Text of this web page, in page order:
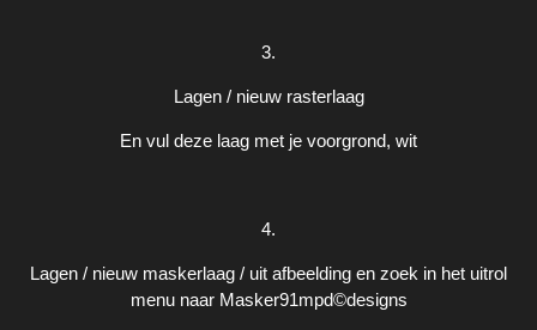
3.
Lagen / nieuw rasterlaag
En vul deze laag met je voorgrond, wit
4.
Lagen / nieuw maskerlaag / uit afbeelding en zoek in het uitrol
menu naar Masker91mpd©designs